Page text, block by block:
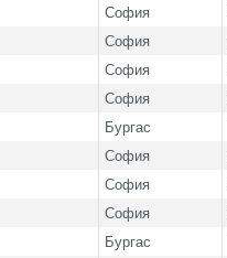
София
София
София
София
Бургас
София
София
София
Бургас